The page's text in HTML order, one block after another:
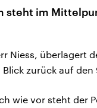
steht im
Niess, überlagert
zurück auf den
wie vor steht der